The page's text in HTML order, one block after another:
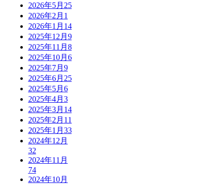
2026年5月 25
2026年2月 1
2026年1月 14
2025年12月 9
2025年11月 8
2025年10月 6
2025年7月 9
2025年6月 25
2025年5月 6
2025年4月 3
2025年3月 14
2025年2月 11
2025年1月 33
2024年12月
32
2024年11月
74
2024年10月